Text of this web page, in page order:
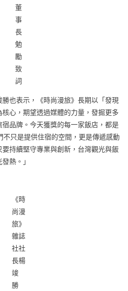
董
事
長
勉
勵
致
詞
勝也表示，《時尚漫旅》長期以「發現
心，期望透過媒體的力量，發掘更多
品牌。今天獲獎的每一家飯店，都是
只是提供住宿的空間，更是傳遞感動
持續堅守專業與創新，台灣觀光與飯
熱。」
《時
尚漫
旅》
雜誌
社社
長楊
竣
勝